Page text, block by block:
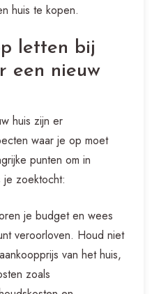
huis te kopen.
letten bij
een nieuw
huis zijn er
waar je op moet
punten om in
zoektocht:
je budget en wees
veroorloven. Houd niet
van het huis,
zoals